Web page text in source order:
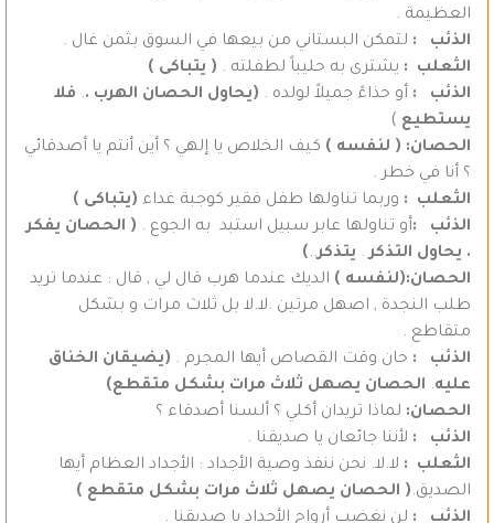
العظيمة .
الذئب : لتمكن البستاني من بيعها في السوق بثمن غال .
الثعلب : يشترى به حليباً لطفلته . ( يتباكى )
الذئب : أو حذاءً جميلاً لولده . (يحاول الحصان الهرب .. فلا
يستطيع )
الحصان: ( لنفسه ) كيف الخلاص يا إلهي ؟ أين أنتم يا أصدقائي
؟ أنا في خطر .
الثعلب : وربما تناولها طفل فقير كوجبة غداء (يتباكى )
الذئب :أو تناولها عابر سبيل استبد به الجوع . ( الحصان يفكر
. يحاول التذكر. يتذكر..
)
الحصان:(لنفسه ) الديك عندما هرب قال لي , قال : عندما تريد
طلب النجدة , اصهل مرتين .لا.لا بل ثلاث مرات و بشكل
متقاطع .
الذئب : حان وقت القصاص أيها المجرم . (يضيقان الخناق
عليه. الحصان يصهل ثلاث مرات بشكل متقطع)
الحصان: لماذا تريدان أكلي ؟ ألسنا أصدقاء ؟
الذئب : لأننا جائعان يا صديقنا .
الثعلب : لا.لا. نحن ننفذ وصية الأجداد : الأجداد العظام أيها
الصديق.( الحصان يصهل ثلاث مرات بشكل متقطع )
الذئب : لن نغضب أرواح الأجداد يا صديقنا .